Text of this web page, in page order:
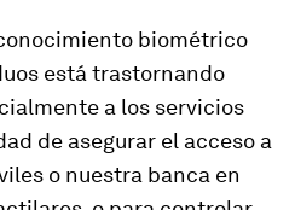
biométrico
está trastornando
a los servicios
de asegurar el acceso a
o nuestra banca en